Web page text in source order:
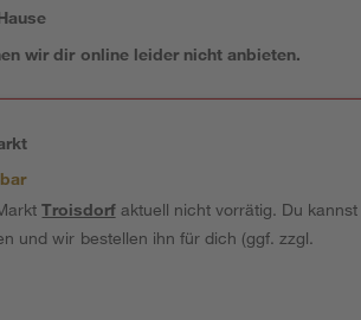
wir dir online leider nicht anbieten.
Troisdorfaktuell nicht vorrätig. Du
und wir bestellen ihn für dich (ggf. zzgl.